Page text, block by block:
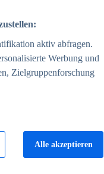
aktiv abfragen.
Werbung und
Zielgruppenforschung
Alle akzeptieren